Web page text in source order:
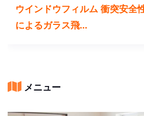
ウインドウフィルム 衝突安全
によるガラス飛...
メニュー